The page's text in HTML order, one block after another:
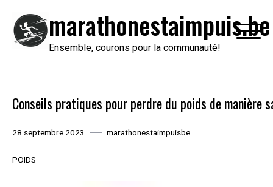
contenu
marathonestaimpuis.be
Ensemble, courons pour la communauté!
Conseils pratiques pour perdre du poids de manière
28 septembre 2023 marathonestaimpuisbe
POIDS